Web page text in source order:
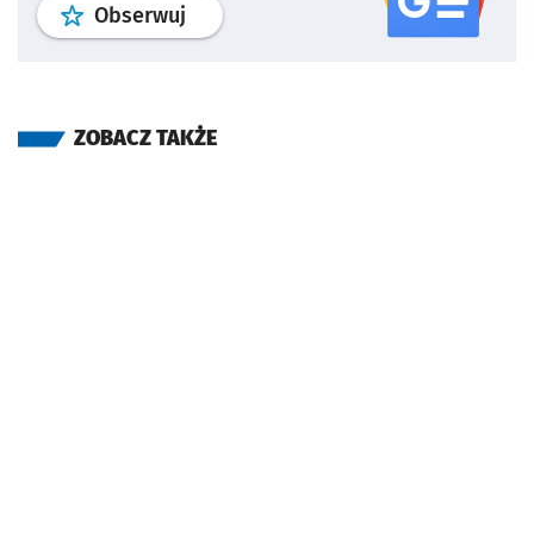
Obserwuj profil serwisu
ZOBACZ TAKŻE